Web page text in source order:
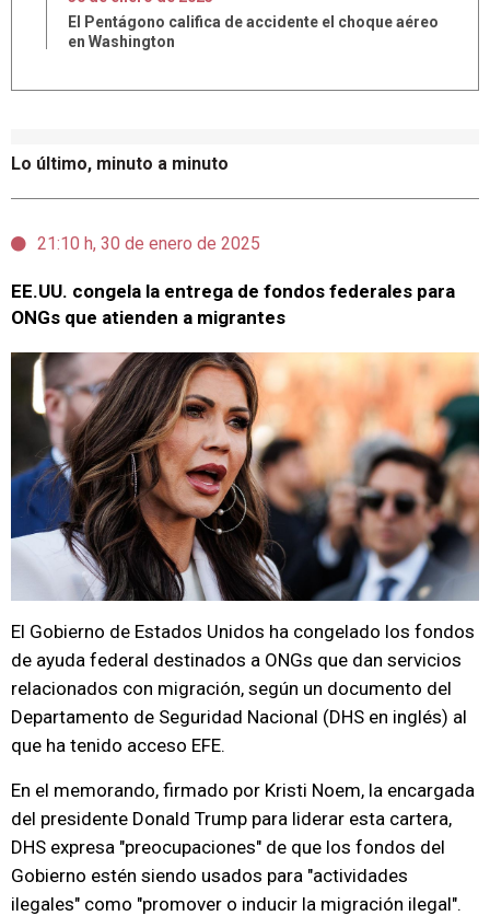
Lo último, minuto a minuto
21:10 h, 30 de enero de 2025
EE.UU. congela la entrega de fondos federales para
ONGs que atienden a migrantes
El Gobierno de Estados Unidos ha congelado los fondos
de ayuda federal destinados a ONGs que dan servicios
relacionados con migración, según un documento del
Departamento de Seguridad Nacional (DHS en inglés) al
que ha tenido acceso EFE.
En el memorando, firmado por Kristi Noem, la encargada
del presidente Donald Trump para liderar esta cartera,
DHS expresa "preocupaciones" de que los fondos del
Gobierno estén siendo usados para "actividades
ilegales" como "promover o inducir la migración ilegal".
El Pentágono califica de accidente el choque aéreo
en Washington